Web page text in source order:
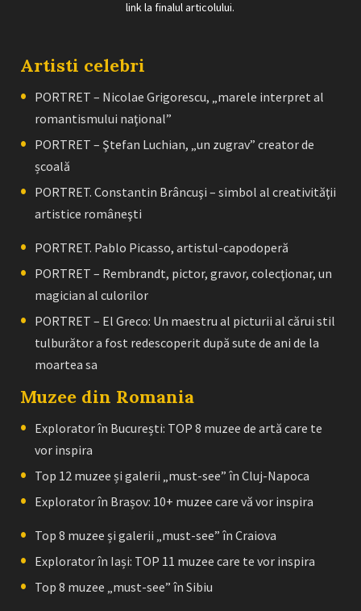
link la finalul articolului.
Artisti celebri
PORTRET – Nicolae Grigorescu, „marele interpret al
romantismului naţional”
PORTRET – Ştefan Luchian, „un zugrav” creator de
școală
PORTRET. Constantin Brâncuşi – simbol al creativităţii
artistice româneşti
PORTRET. Pablo Picasso, artistul-capodoperă
PORTRET – Rembrandt, pictor, gravor, colecţionar, un
magician al culorilor
PORTRET – El Greco: Un maestru al picturii al cărui stil
tulburător a fost redescoperit după sute de ani de la
moartea sa
Muzee din Romania
Explorator în București: TOP 8 muzee de artă care te
vor inspira
Top 12 muzee și galerii „must-see” în Cluj-Napoca
Explorator în Brașov: 10+ muzee care vă vor inspira
Top 8 muzee și galerii „must-see” în Craiova
Explorator în Iași: TOP 11 muzee care te vor inspira
Top 8 muzee „must-see” în Sibiu